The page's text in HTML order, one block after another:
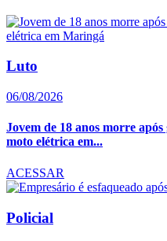
Luto
06/08/2026
Jovem de 18 anos morre
moto elétrica em...
ACESSAR
Policial